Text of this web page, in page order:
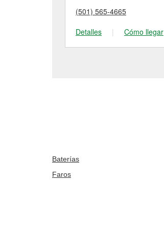
(501) 565-4665
Detalles
| Cómo llegar
Baterías
Faros